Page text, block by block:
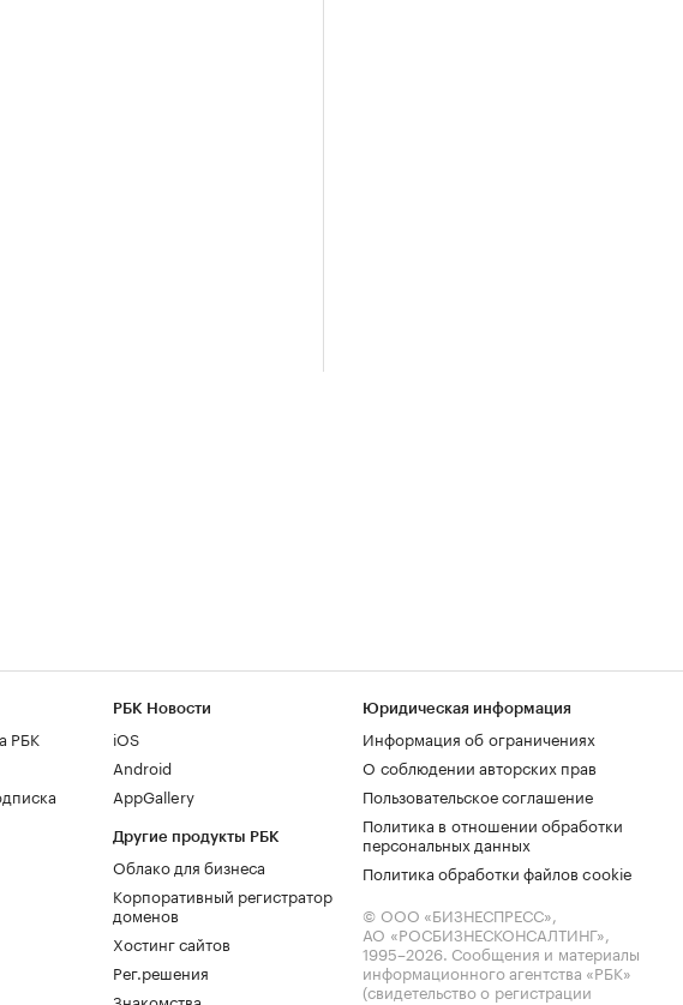
РБК
РБК Новости
iOS
Android
AppGallery
Другие продукты РБК
Облако для бизнеса
Корпоративный регистратор
доменов
Хостинг сайтов
Рег.решения
Знакомства
Юридическая информация
Информация об ограничениях
О соблюдении авторских прав
Пользовательское соглашение
Политика в отношении обработки
персональных данных
Политика обработки файлов cookie
© ООО «БИЗНЕСПРЕСС»,
АО «РОСБИЗНЕСКОНСАЛТИНГ»,
1995–2026. Сообщения и материалы
информационного агентства «РБК»
(свидетельство о регистрации